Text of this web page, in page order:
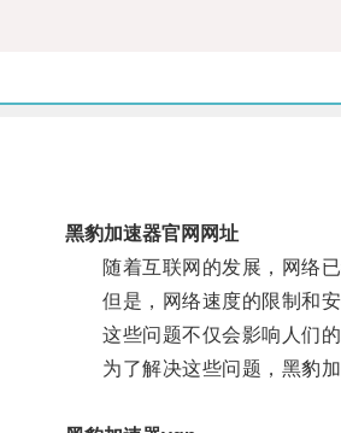
黑豹加速器官网网址
随着互联网的发展，网络已
但是，网络速度的限制和安
这些问题不仅会影响人们的
为了解决这些问题，黑豹加